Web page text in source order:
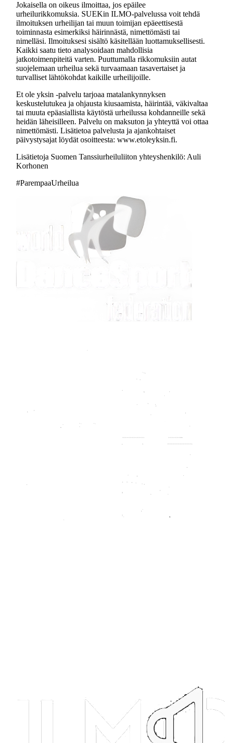
Jokaisella on oikeus ilmoittaa, jos epäilee
urheilurikkomuksia. SUEKin ILMO-palvelussa voit tehdä
ilmoituksen urheilijan tai muun toimijan epäeettisestä
toiminnasta esimerkiksi häirinnästä, nimettömästi tai
nimelläsi. Ilmoituksesi sisältö käsitellään luottamuksellisesti.
Kaikki saatu tieto analysoidaan mahdollisia
jatkotoimenpiteitä varten. Puuttumalla rikkomuksiin autat
suojelemaan urheilua sekä turvaamaan tasavertaiset ja
turvalliset lähtökohdat kaikille urheilijoille.
Et ole yksin -palvelu tarjoaa matalankynnyksen
keskustelutukea ja ohjausta kiusaamista, häirintää, väkivaltaa
tai muuta epäasiallista käytöstä urheilussa kohdanneille sekä
heidän läheisilleen. Palvelu on maksuton ja yhteyttä voi ottaa
nimettömästi. Lisätietoa palvelusta ja ajankohtaiset
päivystysajat löydät osoitteesta: www.etoleyksin.fi.
Lisätietoja Suomen Tanssiurheiluliiton yhteyshenkilö: Auli
Korhonen
#ParempaaUrheilua